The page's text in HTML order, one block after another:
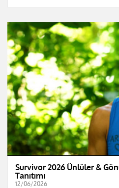
Survivor 2026 Ünlüler &
Tanıtımı
12/06/2026